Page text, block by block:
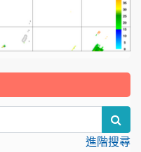
進階搜尋